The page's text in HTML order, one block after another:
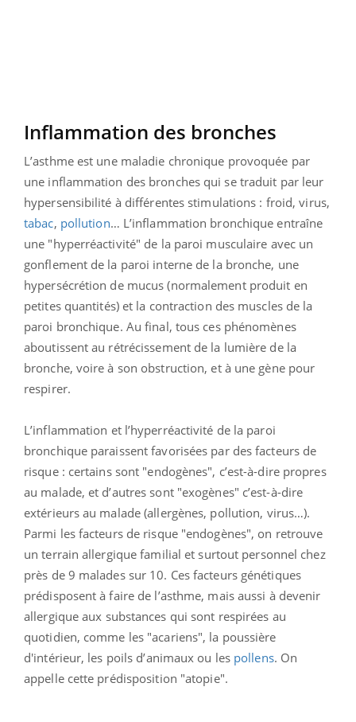
Inflammation des bronches
L’asthme est une maladie chronique provoquée par
une inflammation des bronches qui se traduit par leur
hypersensibilité à différentes stimulations : froid, virus,
tabac, pollution… L’inflammation bronchique entraîne
une "hyperréactivité" de la paroi musculaire avec un
gonflement de la paroi interne de la bronche, une
hypersécrétion de mucus (normalement produit en
petites quantités) et la contraction des muscles de la
paroi bronchique. Au final, tous ces phénomènes
aboutissent au rétrécissement de la lumière de la
bronche, voire à son obstruction, et à une gène pour
respirer.
L’inflammation et l’hyperréactivité de la paroi
bronchique paraissent favorisées par des facteurs de
risque : certains sont "endogènes", c’est-à-dire propres
au malade, et d’autres sont "exogènes" c’est-à-dire
extérieurs au malade (allergènes, pollution, virus…).
Parmi les facteurs de risque "endogènes", on retrouve
un terrain allergique familial et surtout personnel chez
près de 9 malades sur 10. Ces facteurs génétiques
prédisposent à faire de l’asthme, mais aussi à devenir
allergique aux substances qui sont respirées au
quotidien, comme les "acariens", la poussière
d'intérieur, les poils d’animaux ou les pollens. On
appelle cette prédisposition "atopie".